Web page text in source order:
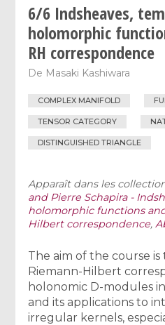
6/6 Indsheaves,
holomorphic
RH correspondence
De Masaki Kashiwara
COMPLEX MANIFOLD
TENSOR CATEGORY
DISTINGUISHED TRIANGLE
Apparaît dans les
and Pierre Schapira -
holomorphic functions
Hilbert correspondence,
The aim of the course
Riemann-Hilbert
holonomic D-modules
and its applications to
irregular kernels,